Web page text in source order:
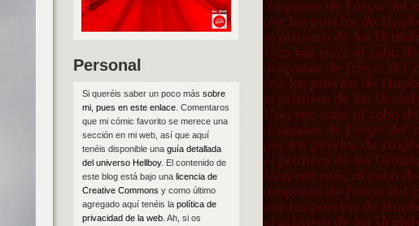
Personal
Si queréis saber un poco más sobre
mi, pues en este enlace. Comentaros
que mi cómic favorito se merece una
sección en mi web, así que aquí
tenéis disponible una guía detallada
del universo Hellboy. El contenido de
este blog está bajo una licencia de
Creative Commons y como último
agregado aquí tenéis la política de
privacidad de la web. Ah, si os